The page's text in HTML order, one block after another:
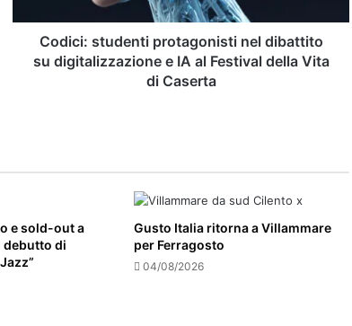
IA al
Festival
della
Codici: studenti protagonisti nel dibattito
su digitalizzazione e IA al Festival della Vita
di Caserta
e sold-out a
debutto di
Gusto Italia ritorna a Villammare
per Ferragosto
04/08/2026